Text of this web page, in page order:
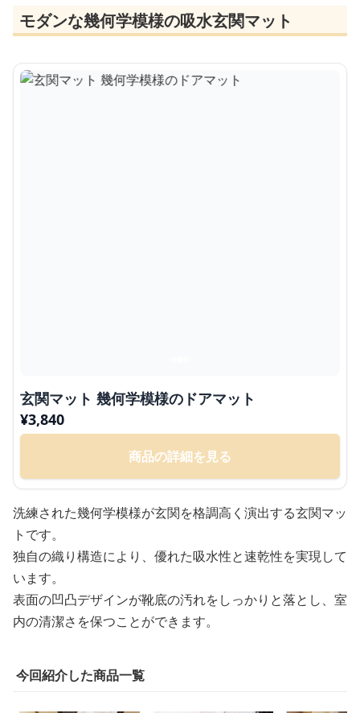
モダンな幾何学模様の吸水玄関マット
玄関マット 幾何学模様のドアマット
¥3,840
商品の詳細を見る
洗練された幾何学模様が玄関を格調高く演出する玄関マッ
トです。
独自の織り構造により、優れた吸水性と速乾性を実現して
います。
表面の凹凸デザインが靴底の汚れをしっかりと落とし、室
内の清潔さを保つことができます。
今回紹介した商品一覧